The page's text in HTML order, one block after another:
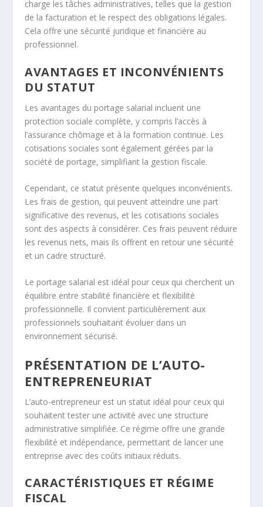
charge les tâches administratives, telles que la gestion
de la facturation et le respect des obligations légales.
Cela offre une sécurité juridique et financière au
professionnel.
AVANTAGES ET INCONVÉNIENTS
DU STATUT
Les avantages du portage salarial incluent une
protection sociale complète, y compris l’accès à
l’assurance chômage et à la formation continue. Les
cotisations sociales sont également gérées par la
société de portage, simplifiant la gestion fiscale.
Cependant, ce statut présente quelques inconvénients.
Les frais de gestion, qui peuvent atteindre une part
significative des revenus, et les cotisations sociales
sont des aspects à considérer. Ces frais peuvent réduire
les revenus nets, mais ils offrent en retour une sécurité
et un cadre structuré.
Le portage salarial est idéal pour ceux qui cherchent un
équilibre entre stabilité financière et flexibilité
professionnelle. Il convient particulièrement aux
professionnels souhaitant évoluer dans un
environnement sécurisé.
PRÉSENTATION DE L’AUTO-
ENTREPRENEURIAT
L’auto-entrepreneur est un statut idéal pour ceux qui
souhaitent tester une activité avec une structure
administrative simplifiée. Ce régime offre une grande
flexibilité et indépendance, permettant de lancer une
entreprise avec des coûts initiaux réduits.
CARACTÉRISTIQUES ET RÉGIME
FISCAL